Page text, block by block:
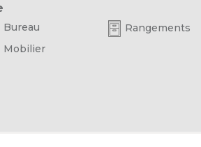
Bureau
Rangements
Mobilier